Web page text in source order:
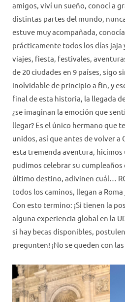
amigos, viví un sueño, conocí a
distintas partes del mundo,
estuve muy acompañada,
prácticamente todos los días jaja
viajes, fiesta, festivales,
de 20 ciudades en 9 países, sigo
inolvidable de principio a fin, y
final de esta historia, la llegada
¿se imaginan la emoción que
llegar? Es el único hermano que
unidos, así que antes de volver a
esta tremenda aventura, hicimos
pudimos celebrar su cumpleaños
último destino, adivinen cuál…
todos los caminos, llegan a Roma
Con esto termino: ¡Si tienen la
alguna experiencia global en la
si hay becas disponibles,
pregunten! ¡No se queden con